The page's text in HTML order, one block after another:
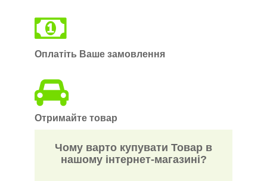
Оплатіть Ваше замовлення
Отримайте товар
Чому варто купувати Товар в
нашому інтернет-магазині?